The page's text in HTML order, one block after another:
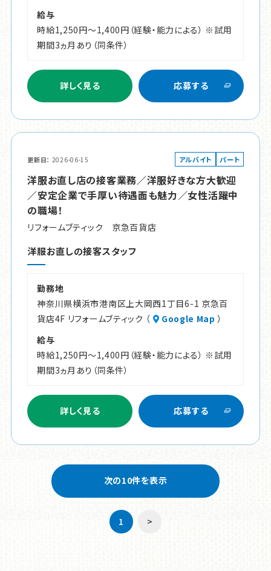
給与
時給1,250円～1,400円（経験・能力による） ※試用
期間3ヵ月あり（同条件）
詳しく見る 応募する
更新日 2026-06-15 アルバイト パート
洋服お直し店の接客業務／洋服好きな方大歓迎
／安定企業で手厚い待遇面も魅力／女性活躍中
の職場！
リフォームブティック 京急百貨店
洋服お直しの接客スタッフ
勤務地
神奈川県横浜市港南区上大岡西1丁目6-1 京急百
貨店4F リフォームブティック （
Google Map ）
給与
時給1,250円～1,400円（経験・能力による） ※試用
期間3ヵ月あり（同条件）
詳しく見る 応募する
次の10件を表示
1 >